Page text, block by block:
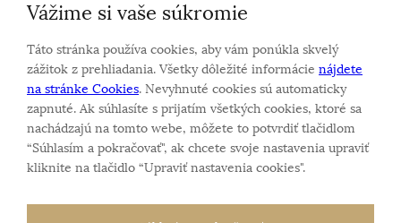
Personalizovaný šperk
O nás
Kontakt
Sme rodinná firma a zameriavame sa na predaj hodiniek
a šperkov od roku 1994.
Pozrite sa na naše ďaľšie web stránky.
Vážime si vaše súkromie
Táto stránka používa cookies, aby vám ponúkla skvelý
zážitok z prehliadania. Všetky dôležité informácie nájdete
na stránke Cookies. Nevyhnuté cookies sú automaticky
zapnuté. Ak súhlasíte s prijatím všetkých cookies, ktoré sa
nachádzajú na tomto webe, môžete to potvrdiť tlačidlom
“Súhlasím a pokračovať", ak chcete svoje nastavenia upraviť
kliknite na tlačidlo “Upraviť nastavenia cookies".